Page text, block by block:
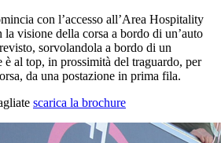
con l’accesso all’Area Hospitality
la visione della corsa a bordo di un’auto
sorvolandola a bordo di un
al top, in prossimità del traguardo, per
da una postazione in prima fila.
scarica la brochure